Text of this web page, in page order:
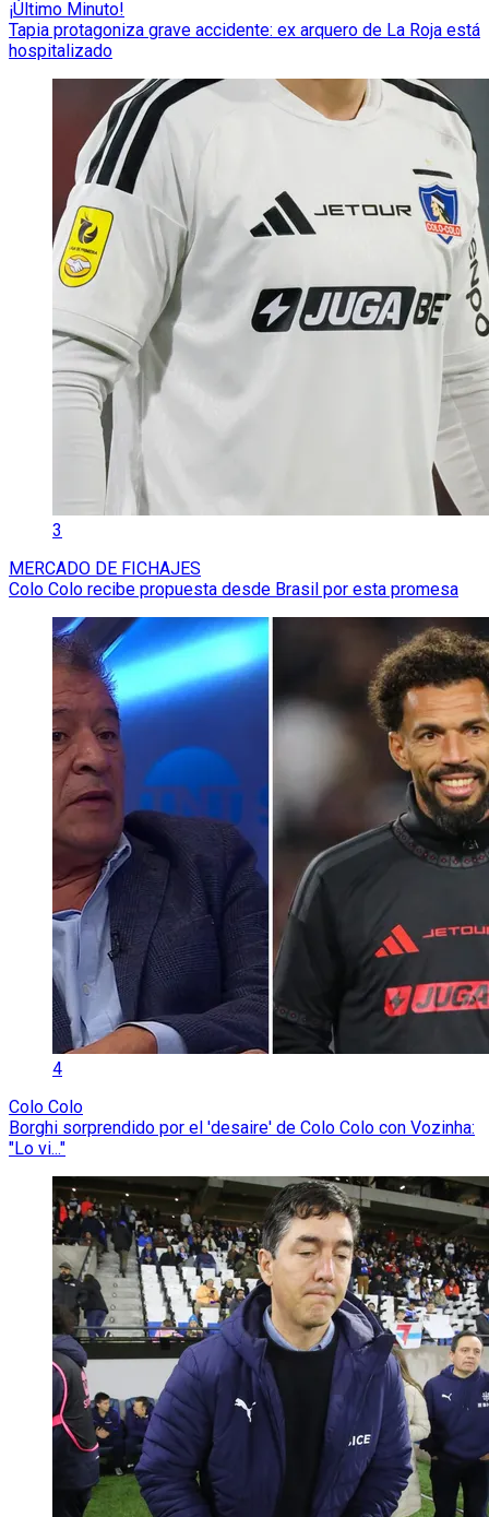
¡Último Minuto!
Tapia protagoniza grave accidente: ex arquero de La Roja está
hospitalizado
3
MERCADO DE FICHAJES
Colo Colo recibe propuesta desde Brasil por esta promesa
4
Colo Colo
Borghi sorprendido por el 'desaire' de Colo Colo con Vozinha:
"Lo vi..."